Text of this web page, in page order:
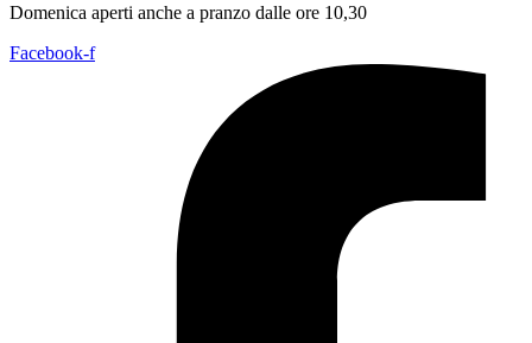
Domenica aperti anche a pranzo dalle ore 10,30
Facebook-f